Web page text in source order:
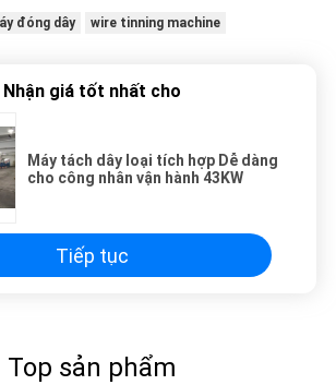
đóng dây wire tinning machine
Nhận giá tốt nhất cho
Máy tách dây loại tích hợp Dễ dàng
cho công nhân vận hành 43KW
Tiếp tục
Top sản phẩm